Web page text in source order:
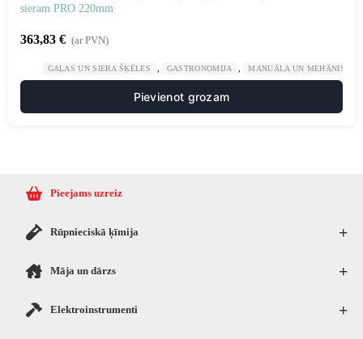
sieram PRO 220mm
363,83 € (ar PVN)
GAĻAS UN SIERA ŠĶĒLES GASTRONOMIJA MANUĀLA UN MEHĀNISKA
Pievienot grozam
Pieejams uzreiz
+
Rūpnieciskā ķīmija
+
Māja un dārzs
+
Elektroinstrumenti